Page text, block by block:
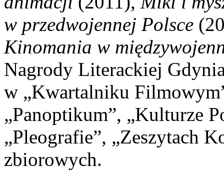
w przedwojennej Polsce
Kinomania w
Nagrody Literackiej
w „Kwartalniku
„Panoptikum”, „Kulturze
„Pleografie”, „Zeszytach
zbiorowych.